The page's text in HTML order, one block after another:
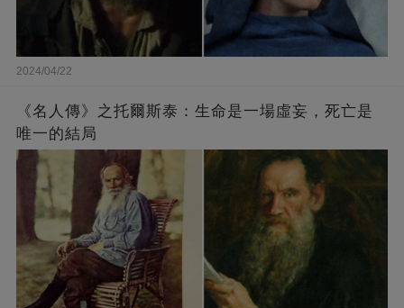
2024/04/22
《名人傳》之托爾斯泰：生命是一場虛妄，死亡是
唯一的結局